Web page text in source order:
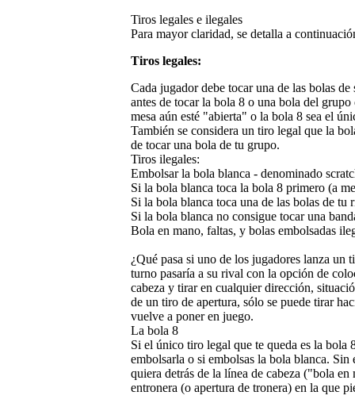
Tiros legales e ilegales
Para mayor claridad, se detalla a
Tiros legales:
Cada jugador debe tocar una de las bolas
antes de tocar la bola 8 o una bola del
mesa aún esté "abierta" o la bola 8 sea el
También se considera un tiro legal que la
de tocar una bola de tu grupo.
Tiros ilegales:
Embolsar la bola blanca - denominado
Si la bola blanca toca la bola 8 primero (a
Si la bola blanca toca una de las bolas de tu
Si la bola blanca no consigue tocar una
Bola en mano, faltas, y bolas embolsadas
¿Qué pasa si uno de los jugadores lanza un
turno pasaría a su rival con la opción de
cabeza y tirar en cualquier dirección,
de un tiro de apertura, sólo se puede tirar
vuelve a poner en juego.
La bola 8
Si el único tiro legal que te queda es la bola
embolsarla o si embolsas la bola blanca.
quiera detrás de la línea de cabeza ("bola
entronera (o apertura de tronera) en la que